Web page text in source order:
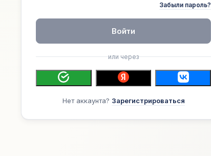
Забыли пароль?
Войти
или через
Нет аккаунта? Зарегистрироваться